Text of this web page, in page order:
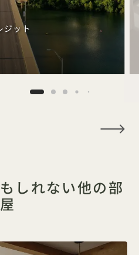
ット
しれない他の部
屋